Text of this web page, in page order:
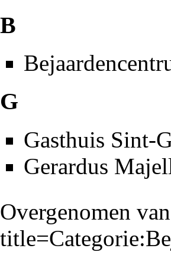
B
G
Gasthuis Sint-
Gerardus
Overgenomen